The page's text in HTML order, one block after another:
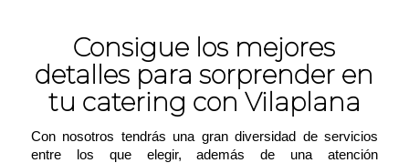
Consigue los mejores
detalles para sorprender en
tu catering con Vilaplana
Con nosotros tendrás una gran diversidad de servicios
entre los que elegir, además de una atención